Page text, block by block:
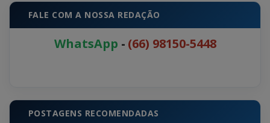
FALE COM A NOSSA REDAÇÃO
WhatsApp - (66) 98150-5448
POSTAGENS RECOMENDADAS